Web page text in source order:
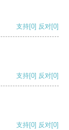
支持[0] 反对[0]
支持[0] 反对[0]
支持[0] 反对[0]